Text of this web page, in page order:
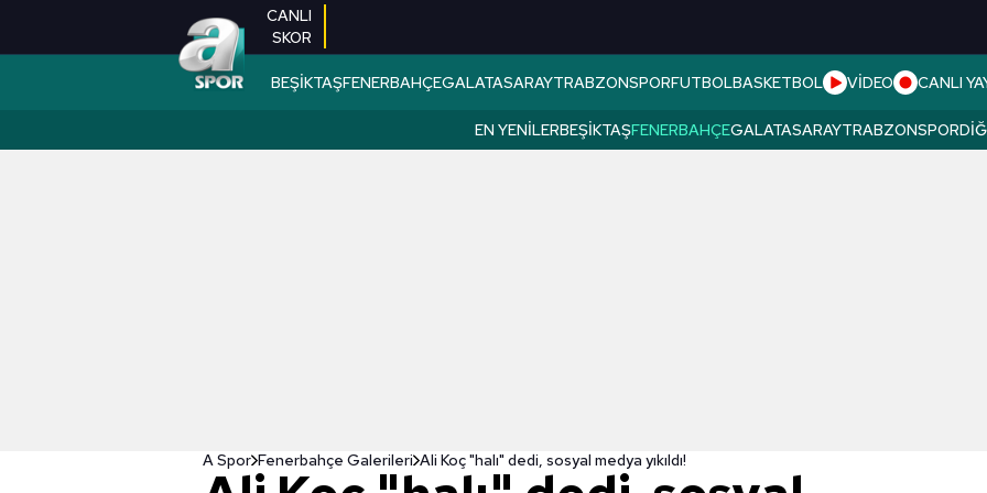
CANLI
SKOR
BEŞİKTAŞFENERBAHÇEGALATASARAYTRABZONSPORFUTBOLBASKETBOL VİDEO CANLI
EN YENILERBEŞIKTAŞFENERBAHÇEGALATASARAYTRABZONSPOR
A Spor Fenerbahçe Galerileri Ali Koç "halı" dedi, sosyal medya yıkıldı!